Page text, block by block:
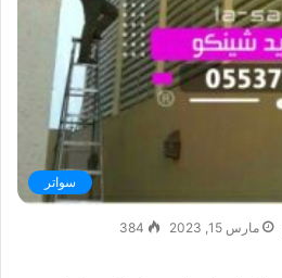
سواتر
مارس 15, 2023 384